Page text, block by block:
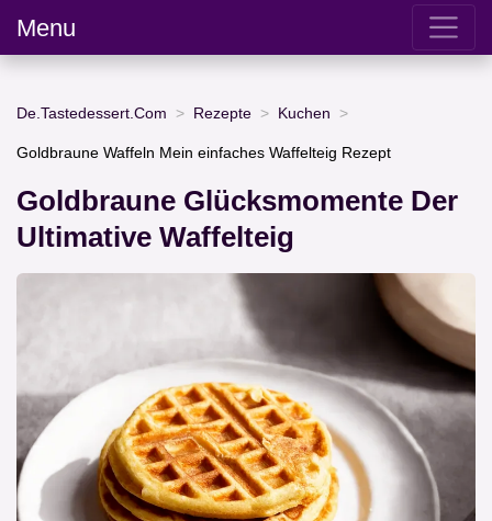
Menu
De.Tastedessert.Com Rezepte Kuchen
Goldbraune Waffeln Mein einfaches Waffelteig Rezept
Goldbraune Glücksmomente Der
Ultimative Waffelteig